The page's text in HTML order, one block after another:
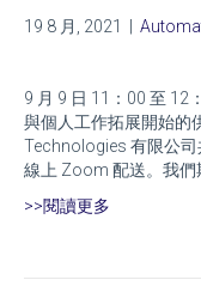
19 8 月, 2021
9 月 9 日 11：00 至 12
與個人工作拓展開始的
Technologies 有限公司
線上 Zoom 配送。我們
>>閱讀更多